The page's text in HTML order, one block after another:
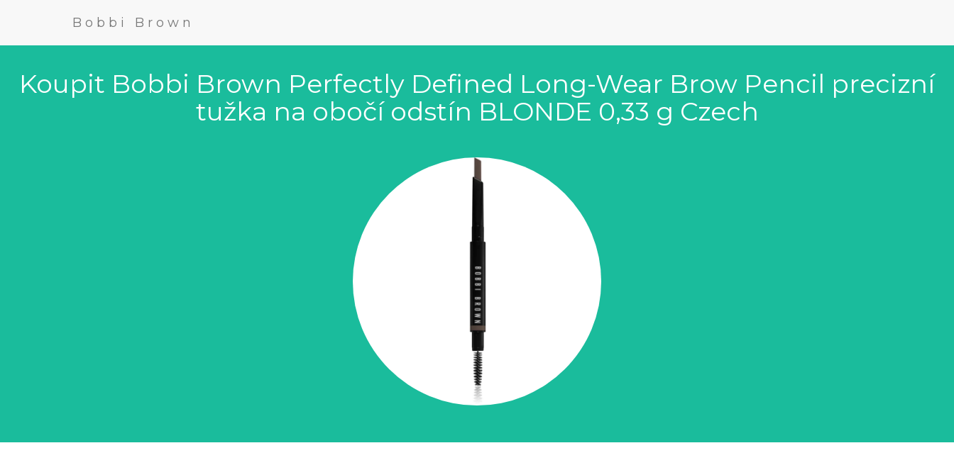
Bobbi Brown
Koupit Bobbi Brown Perfectly Defined Long-Wear Brow Pencil precizní
tužka na obočí odstín BLONDE 0,33 g Czech